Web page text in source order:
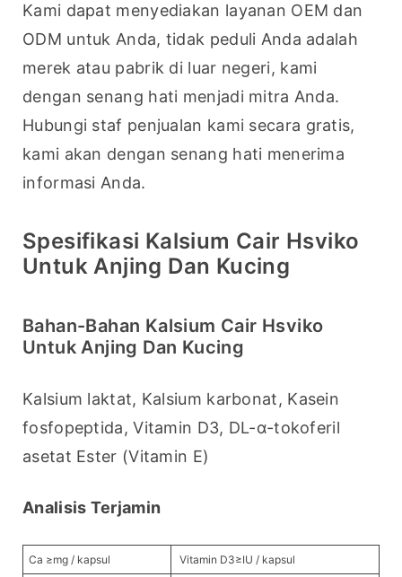
Kami dapat menyediakan layanan OEM dan
ODM untuk Anda, tidak peduli Anda adalah
merek atau pabrik di luar negeri, kami
dengan senang hati menjadi mitra Anda.
Hubungi staf penjualan kami secara gratis,
kami akan dengan senang hati menerima
informasi Anda.
Spesifikasi Kalsium Cair Hsviko
Untuk Anjing Dan Kucing
Bahan-Bahan Kalsium Cair Hsviko
Untuk Anjing Dan Kucing
Kalsium laktat, Kalsium karbonat, Kasein
fosfopeptida, Vitamin D3, DL-α-tokoferil
asetat Ester (Vitamin E)
Analisis Terjamin
Ca ≥mg / kapsul Vitamin D3≥IU / kapsul